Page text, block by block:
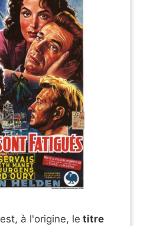
est, à l'origine, le titre